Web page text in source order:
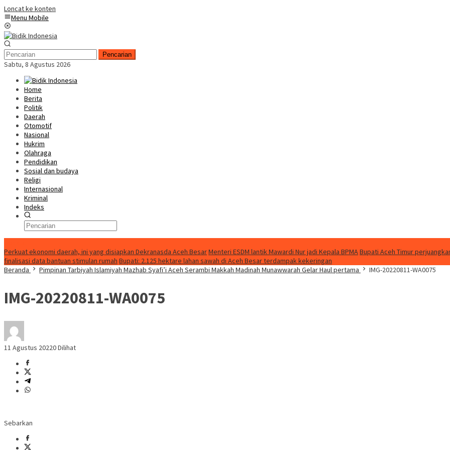
Loncat ke konten
Menu Mobile
Pencarian
Sabtu, 8 Agustus 2026
Home
Berita
Politik
Daerah
Otomotif
Nasional
Hukrim
Olahraga
Pendidikan
Sosial dan budaya
Religi
Internasional
Kriminal
Indeks
Perkuat ekonomi daerah, ini yang disiapkan Dekranasda Aceh BesarMenteri ESDM lantik Mawardi Nur jadi Kepala BPMABupati Aceh Timur
finalisasi data bantuan stimulan rumah Bupati: 2.125 hektare lahan sawah di Aceh Besar terdampak kekeringan
Beranda
Pimpinan Tarbiyah Islamiyah Mazhab Syafi’i Aceh Serambi Makkah Madinah Munawwarah Gelar Haul pertama IMG-20220811-WA0075
IMG-20220811-WA0075
11 Agustus 20220 Dilihat
Sebarkan